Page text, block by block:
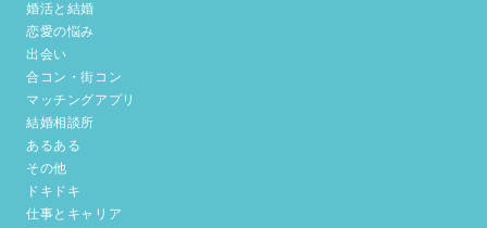
婚活と結婚
恋愛の悩み
出会い
合コン・街コン
マッチングアプリ
結婚相談所
あるある
その他
ドキドキ
仕事とキャリア